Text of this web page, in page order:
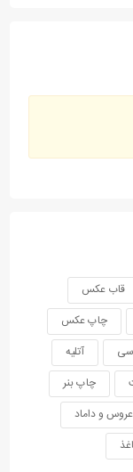
قاب عکس
چاپ عکس
آتلیه
چاپ بنر
عروس و داماد